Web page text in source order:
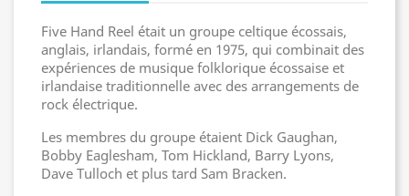
Five Hand Reel était un groupe celtique écossais,
anglais, irlandais, formé en 1975, qui combinait des
expériences de musique folklorique écossaise et
irlandaise traditionnelle avec des arrangements de
rock électrique.
Les membres du groupe étaient Dick Gaughan,
Bobby Eaglesham, Tom Hickland, Barry Lyons,
Dave Tulloch et plus tard Sam Bracken.